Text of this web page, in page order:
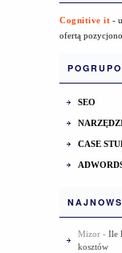
Cognitive it -
ofertą
SEO
CASE
Mizor - Ile
kosztów